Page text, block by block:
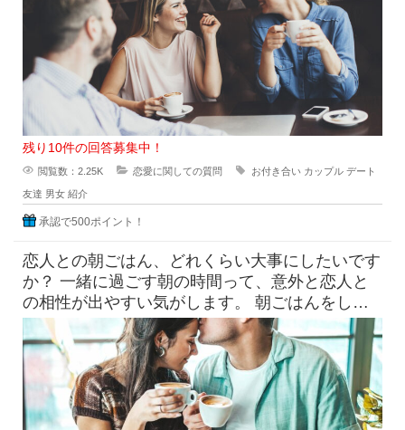
残り10件の回答募集中！
閲覧数：2.25K 恋愛に関しての質問 お付き合い カップル デート
友達 男女 紹介
承認で500ポイント！
恋人との朝ごはん、どれくらい大事にしたいです
か？ 一緒に過ごす朝の時間って、意外と恋人と
の相性が出やすい気がします。 朝ごはんをしっ
かり食べたい派と、ギリギ